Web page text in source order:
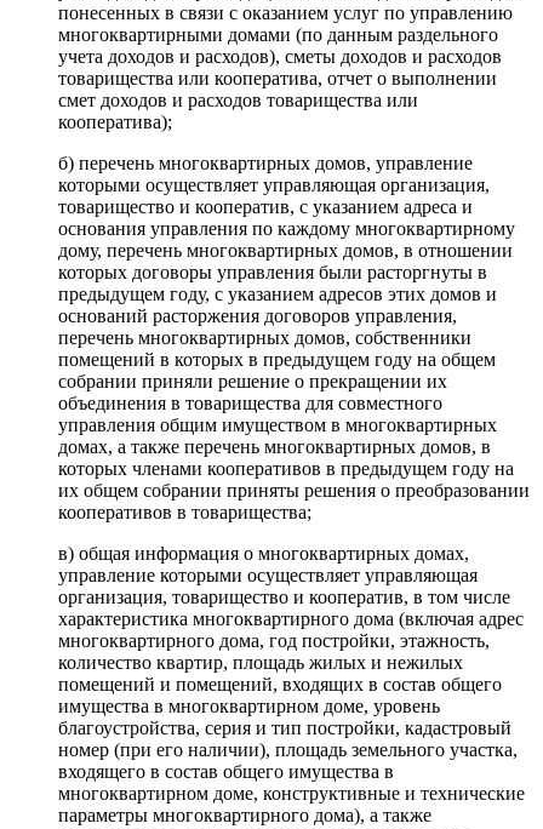
понесенных в связи с оказанием услуг по управлению
многоквартирными домами (по данным раздельного
учета доходов и расходов), сметы доходов и расходов
товарищества или кооператива, отчет о выполнении
смет доходов и расходов товарищества или
кооператива);
б) перечень многоквартирных домов, управление
которыми осуществляет управляющая организация,
товарищество и кооператив, с указанием адреса и
основания управления по каждому многоквартирному
дому, перечень многоквартирных домов, в отношении
которых договоры управления были расторгнуты в
предыдущем году, с указанием адресов этих домов и
оснований расторжения договоров управления,
перечень многоквартирных домов, собственники
помещений в которых в предыдущем году на общем
собрании приняли решение о прекращении их
объединения в товарищества для совместного
управления общим имуществом в многоквартирных
домах, а также перечень многоквартирных домов, в
которых членами кооперативов в предыдущем году на
их общем собрании приняты решения о преобразовании
кооперативов в товарищества;
в) общая информация о многоквартирных домах,
управление которыми осуществляет управляющая
организация, товарищество и кооператив, в том числе
характеристика многоквартирного дома (включая адрес
многоквартирного дома, год постройки, этажность,
количество квартир, площадь жилых и нежилых
помещений и помещений, входящих в состав общего
имущества в многоквартирном доме, уровень
благоустройства, серия и тип постройки, кадастровый
номер (при его наличии), площадь земельного участка,
входящего в состав общего имущества в
многоквартирном доме, конструктивные и технические
параметры многоквартирного дома), а также